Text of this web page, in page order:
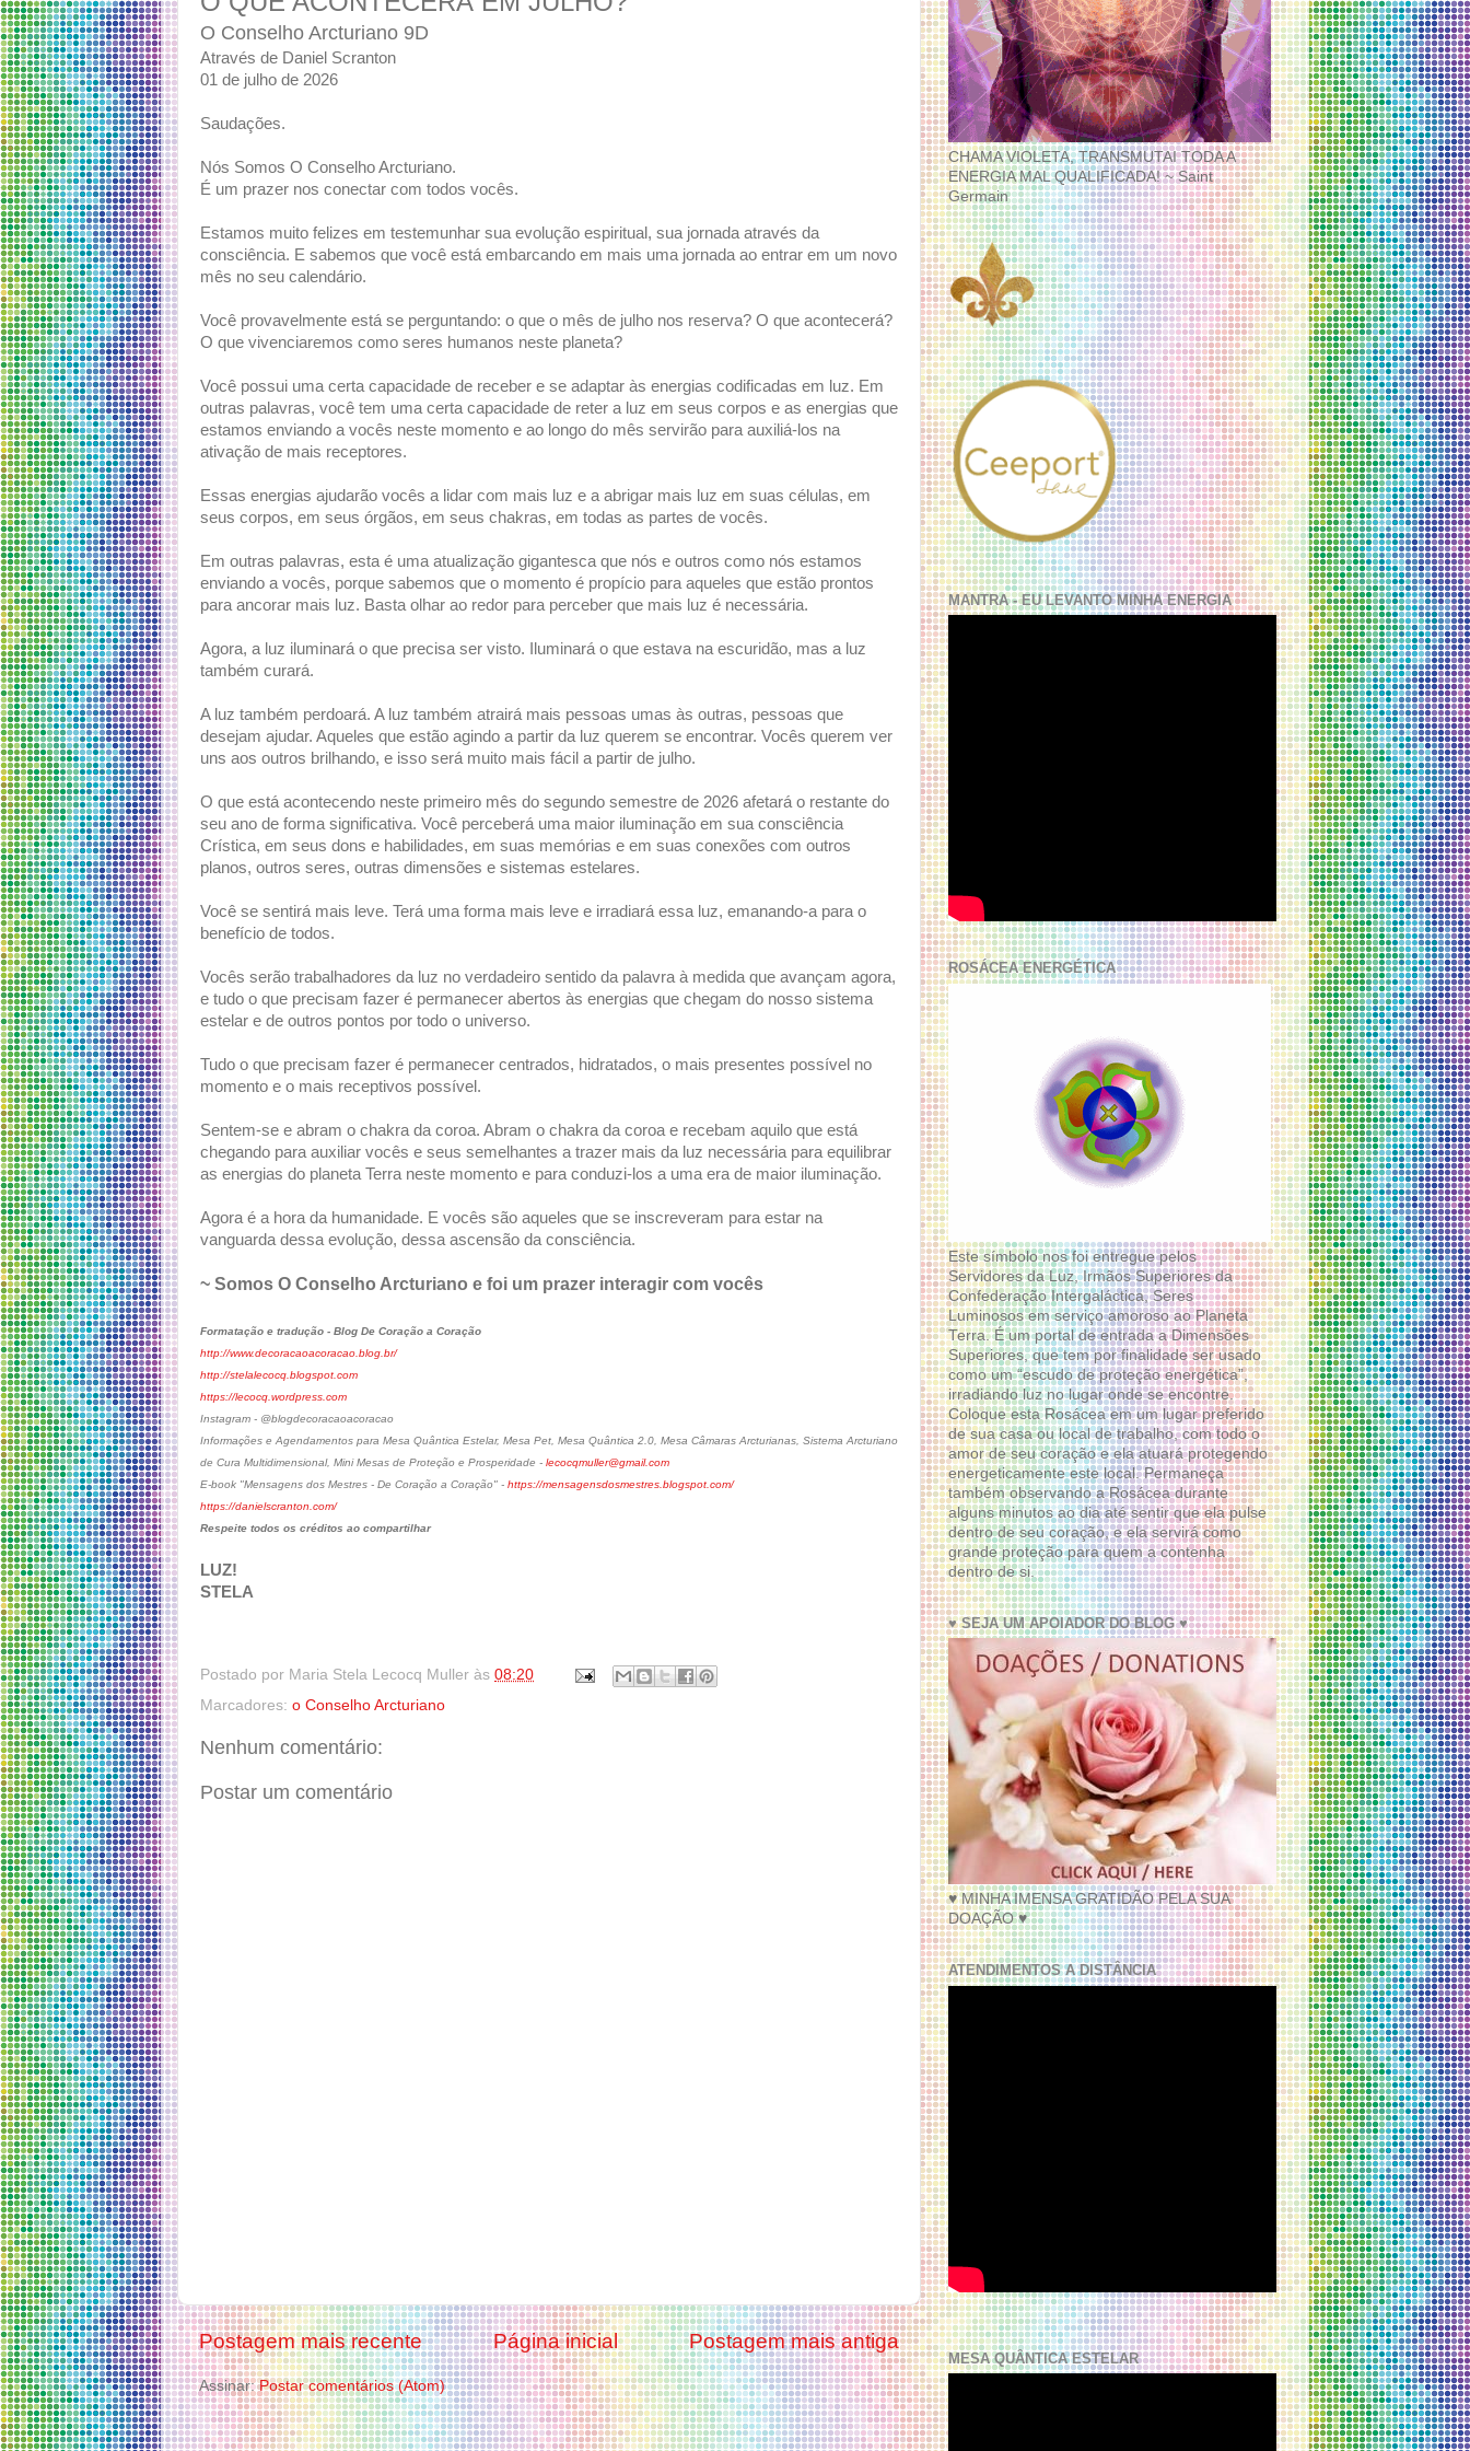
O Conselho Arcturiano 9D
Através de Daniel Scranton
01 de julho de 2026
Saudações.
Nós Somos O Conselho Arcturiano.
É um prazer nos conectar com todos vocês.
Estamos muito felizes em testemunhar sua evolução espiritual, sua jornada através da
consciência. E sabemos que você está embarcando em mais uma jornada ao entrar em um novo
mês no seu calendário.
Você provavelmente está se perguntando: o que o mês de julho nos reserva? O que acontecerá?
O que vivenciaremos como seres humanos neste planeta?
Você possui uma certa capacidade de receber e se adaptar às energias codificadas em luz. Em
outras palavras, você tem uma certa capacidade de reter a luz em seus corpos e as energias que
estamos enviando a vocês neste momento e ao longo do mês servirão para auxiliá-los na
ativação de mais receptores.
Essas energias ajudarão vocês a lidar com mais luz e a abrigar mais luz em suas células, em
seus corpos, em seus órgãos, em seus chakras, em todas as partes de vocês.
Em outras palavras, esta é uma atualização gigantesca que nós e outros como nós estamos
enviando a vocês, porque sabemos que o momento é propício para aqueles que estão prontos
para ancorar mais luz. Basta olhar ao redor para perceber que mais luz é necessária.
Agora, a luz iluminará o que precisa ser visto. Iluminará o que estava na escuridão, mas a luz
também curará.
A luz também perdoará. A luz também atrairá mais pessoas umas às outras, pessoas que
desejam ajudar. Aqueles que estão agindo a partir da luz querem se encontrar. Vocês querem ver
uns aos outros brilhando, e isso será muito mais fácil a partir de julho.
O que está acontecendo neste primeiro mês do segundo semestre de 2026 afetará o restante do
seu ano de forma significativa. Você perceberá uma maior iluminação em sua consciência
Crística, em seus dons e habilidades, em suas memórias e em suas conexões com outros
planos, outros seres, outras dimensões e sistemas estelares.
Você se sentirá mais leve. Terá uma forma mais leve e irradiará essa luz, emanando-a para o
benefício de todos.
Vocês serão trabalhadores da luz no verdadeiro sentido da palavra à medida que avançam agora,
e tudo o que precisam fazer é permanecer abertos às energias que chegam do nosso sistema
estelar e de outros pontos por todo o universo.
Tudo o que precisam fazer é permanecer centrados, hidratados, o mais presentes possível no
momento e o mais receptivos possível.
Sentem-se e abram o chakra da coroa. Abram o chakra da coroa e recebam aquilo que está
chegando para auxiliar vocês e seus semelhantes a trazer mais da luz necessária para equilibrar
as energias do planeta Terra neste momento e para conduzi-los a uma era de maior iluminação.
Agora é a hora da humanidade. E vocês são aqueles que se inscreveram para estar na
vanguarda dessa evolução, dessa ascensão da consciência.
~ Somos O Conselho Arcturiano e foi um prazer interagir com vocês
Formatação e tradução - Blog De Coração a Coração
http://www.decoracaoacoracao.blog.br/
http://stelalecocq.blogspot.com
https://lecocq.wordpress.com
Instagram - @blogdecoracaoacoracao
Informações e Agendamentos para Mesa Quântica Estelar, Mesa Pet, Mesa Quântica 2.0, Mesa Câmaras Arcturianas, Sistema Arcturiano
de Cura Multidimensional, Mini Mesas de Proteção e Prosperidade - lecocqmuller@gmail.com
E-book "Mensagens dos Mestres - De Coração a Coração" - https://mensagensdosmestres.blogspot.com/
https://danielscranton.com/
Respeite todos os créditos ao compartilhar
LUZ!
STELA
Postado por Maria Stela Lecocq Muller às 08:20
Marcadores: o Conselho Arcturiano
Nenhum comentário:
Postar um comentário
Postagem mais recente Postagem mais antiga
Página inicial
Assinar:Postar comentários (Atom)
CHAMA VIOLETA, TRANSMUTAI TODA A
ENERGIA MAL QUALIFICADA! ~ Saint
Germain
MANTRA - EU LEVANTO MINHA ENERGIA
ROSÁCEA ENERGÉTICA
Este símbolo nos foi entregue pelos
Servidores da Luz, Irmãos Superiores da
Confederação Intergaláctica, Seres
Luminosos em serviço amoroso ao Planeta
Terra. É um portal de entrada a Dimensões
Superiores, que tem por finalidade ser usado
como um “escudo de proteção energética”,
irradiando luz no lugar onde se encontre.
Coloque esta Rosácea em um lugar preferido
de sua casa ou local de trabalho, com todo o
amor de seu coração e ela atuará protegendo
energeticamente este local. Permaneça
também observando a Rosácea durante
alguns minutos ao dia até sentir que ela pulse
dentro de seu coração, e ela servirá como
grande proteção para quem a contenha
dentro de si.
♥ SEJA UM APOIADOR DO BLOG ♥
♥ MINHA IMENSA GRATIDÃO PELA SUA
DOAÇÃO ♥
ATENDIMENTOS A DISTÂNCIA
MESA QUÂNTICA ESTELAR